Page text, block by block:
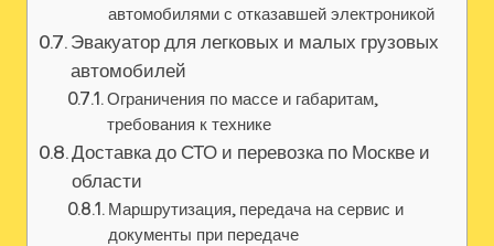
автомобилями с отказавшей электроникой
Эвакуатор для легковых и малых грузовых
автомобилей
Ограничения по массе и габаритам,
требования к технике
Доставка до СТО и перевозка по Москве и
области
Маршрутизация, передача на сервис и
документы при передаче